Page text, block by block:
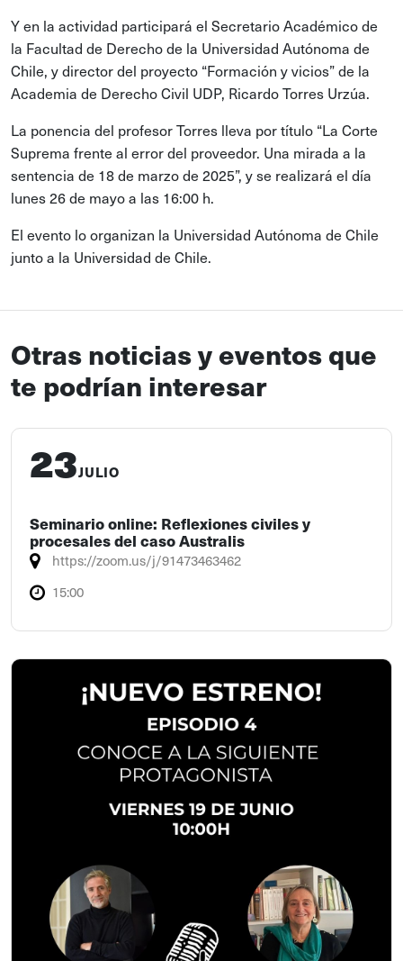
Y en la actividad participará el Secretario Académico de
la Facultad de Derecho de la Universidad Autónoma de
Chile, y director del proyecto “Formación y vicios” de la
Academia de Derecho Civil UDP, Ricardo Torres Urzúa.
La ponencia del profesor Torres lleva por título “La Corte
Suprema frente al error del proveedor. Una mirada a la
sentencia de 18 de marzo de 2025”, y se realizará el día
lunes 26 de mayo a las 16:00 h.
El evento lo organizan la Universidad Autónoma de Chile
junto a la Universidad de Chile.
Otras noticias y eventos que
te podrían interesar
23JULIO
Seminario online: Reflexiones civiles y
procesales del caso Australis
https://zoom.us/j/91473463462
15:00